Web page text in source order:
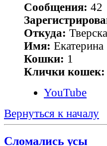
Сообщения: 42
Откуда:
Имя: Екатерина
Кошки: 1
Клички кошек:
YouTube
Вернуться к началу
Сломались усы